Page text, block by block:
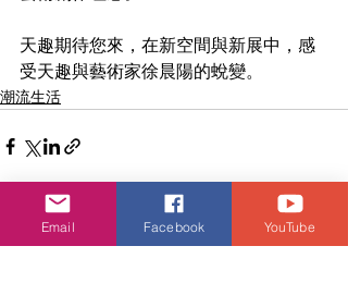
天趣期待您來，在新空間與新展中，感
受天趣與藝術家徐晨陽的蛻變。
潮流生活
Email Facebook YouTube